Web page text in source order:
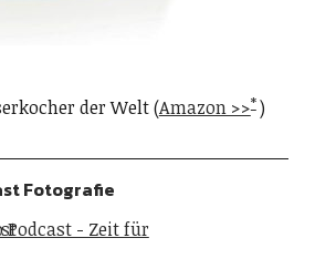
der Welt (Amazon >> )
Fotografie